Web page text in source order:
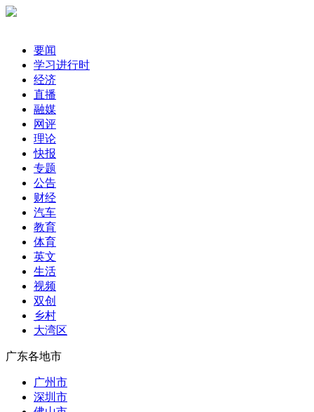
要闻
学习进行时
经济
直播
融媒
网评
理论
快报
专题
公告
财经
汽车
教育
体育
英文
生活
视频
双创
乡村
大湾区
广东各地市
广州市
深圳市